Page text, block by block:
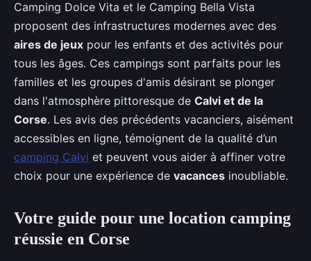
Camping Dolce Vita et le Camping Bella Vista
proposent des infrastructures modernes avec des
aires de jeux pour les enfants et des activités pour
tous les âges. Ces campings sont parfaits pour les
familles et les groupes d'amis désirant se plonger
dans l'atmosphère pittoresque de Calvi et de la
Corse. Les avis des précédents vacanciers, aisément
accessibles en ligne, témoignent de la qualité d’un
camping Calvi et peuvent vous aider à affiner votre
choix pour une expérience de vacances inoubliable.
Votre guide pour une location camping
réussie en Corse